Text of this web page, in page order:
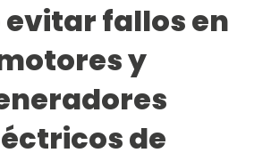
evitar fallos en
y
de